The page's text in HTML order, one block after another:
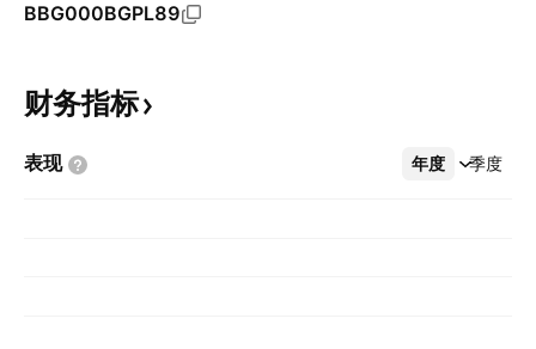
BBG000BGPL89
财务指标
表现 年度 季度
更多